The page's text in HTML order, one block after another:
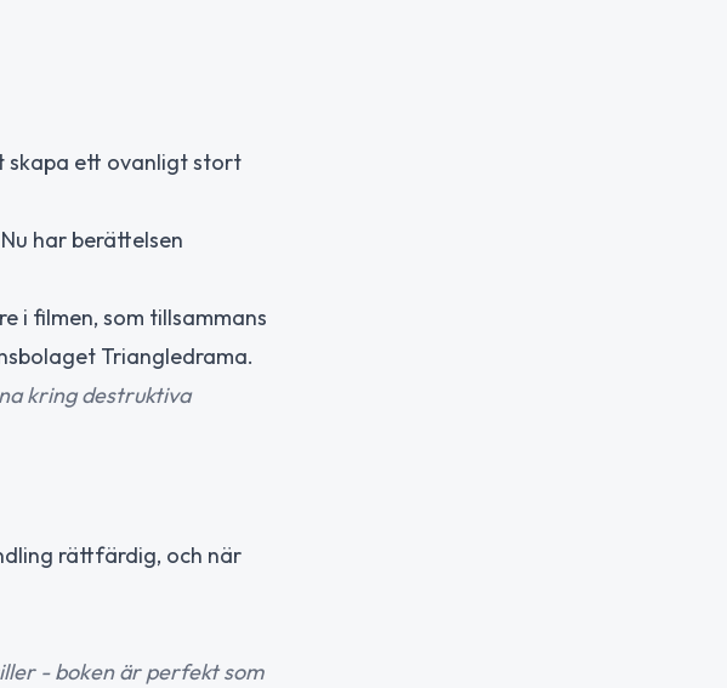
skapa ett ovanligt stort
har berättelsen
i filmen, som tillsammans
Triangledrama.
kring destruktiva
rättfärdig, och när
- boken är perfekt som